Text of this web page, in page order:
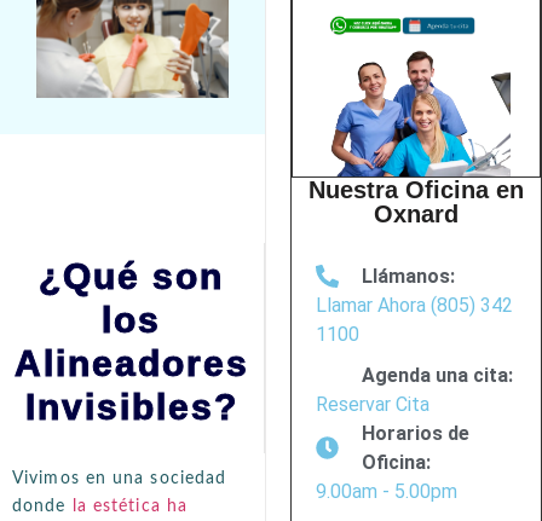
¿Qué son
los
Alineadores
Invisibles?
Vivimos en una sociedad
donde
la estética ha
Nuestra Oficina en
Oxnard
Llámanos:
Llamar Ahora (805) 342
1100
Agenda una cita:
Reservar Cita
Horarios de
Oficina:
9.00am - 5.00pm